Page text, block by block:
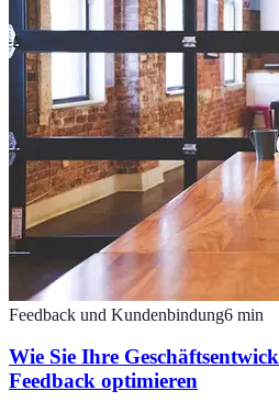
Feedback und Kundenbindung6 min
Wie Sie Ihre
Feedback optimieren